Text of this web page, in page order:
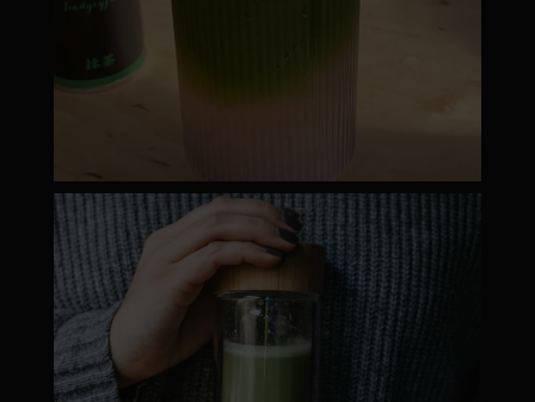
moyamatcha.hu
Dec 19